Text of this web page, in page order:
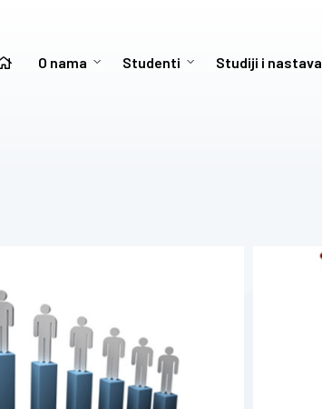
O nama Studenti Studiji i nastava